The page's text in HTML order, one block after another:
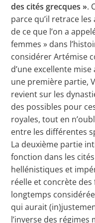
des cités grecques ».
parce qu’il retrace
de ce que l’on a
femmes » dans
considérer Artémise
d’une excellente
une première partie,
revient sur les
des possibles pour
royales, tout en
entre les différentes
La deuxième partie
fonction dans les
hellénistiques et
réelle et concrète
longtemps
qui aurait
l’inverse des régimes